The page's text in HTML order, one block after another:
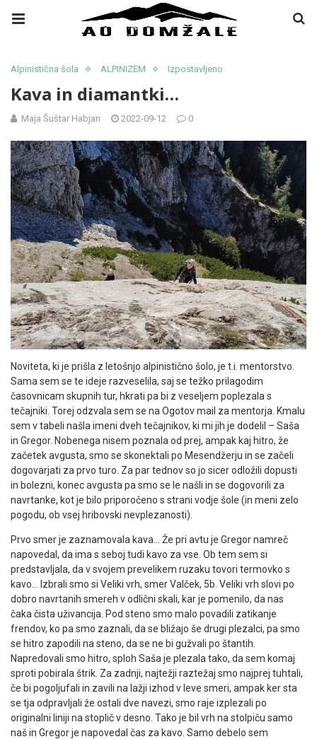
Alpinistična šola ALPINIZEM Izpostavljeno
Kava in diamantki…
Maja Šuštar Habjan 2022-09-12 0
Noviteta, ki je prišla z letošnjo alpinistično šolo, je t.i. mentorstvo.
Sama sem se te ideje razveselila, saj se težko prilagodim
časovnicam skupnih tur, hkrati pa bi z veseljem poplezala s
tečajniki. Torej odzvala sem se na Ogotov mail za mentorja. Kmalu
sem v tabeli našla imeni dveh tečajnikov, ki mi jih je dodelil – Saša
in Gregor. Nobenega nisem poznala od prej, ampak kaj hitro, že
začetek avgusta, smo se skonektali po Mesendžerju in se začeli
dogovarjati za prvo turo. Za par tednov so jo sicer odložili dopusti
in bolezni, konec avgusta pa smo se le našli in se dogovorili za
navrtanke, kot je bilo priporočeno s strani vodje šole (in meni zelo
pogodu, ob vsej hribovski nevplezanosti).
Prvo smer je zaznamovala kava… Že pri avtu je Gregor namreč
napovedal, da ima s seboj tudi kavo za vse. Ob tem sem si
predstavljala, da v svojem prevelikem ruzaku tovori termovko s
kavo… Izbrali smo si Veliki vrh, smer Valček, 5b. Veliki vrh slovi po
dobro navrtanih smereh v odlični skali, kar je pomenilo, da nas
čaka čista uživancija. Pod steno smo malo povadili zatikanje
frendov, ko pa smo zaznali, da se bližajo še drugi plezalci, pa smo
se hitro zapodili na steno, da se ne bi gužvali po štantih.
Napredovali smo hitro, sploh Saša je plezala tako, da sem komaj
sproti pobirala štrik. Za zadnji, najtežji raztežaj smo najprej tuhtali,
če bi pogoljufali in zavili na lažji izhod v leve smeri, ampak ker sta
se tja odpravljali že ostali dve navezi, smo raje izplezali po
originalni liniji na stoplič v desno. Tako je bil vrh na stolpiču samo
naš in Gregor je napovedal čas za kavo. Samo debelo sem